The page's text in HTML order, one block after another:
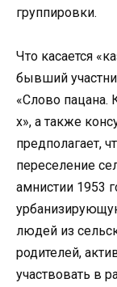
группировки.
Что касается
бывший
«Слово пацана.
х», а также
предполагает,
переселение
амнистии 1953
людей из
родителей,
участвовать в